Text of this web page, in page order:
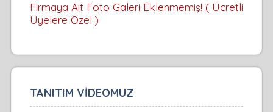
Firmaya Ait Foto Galeri Eklenmemiş! ( Ücretli
Üyelere Özel )
TANITIM VİDEOMUZ